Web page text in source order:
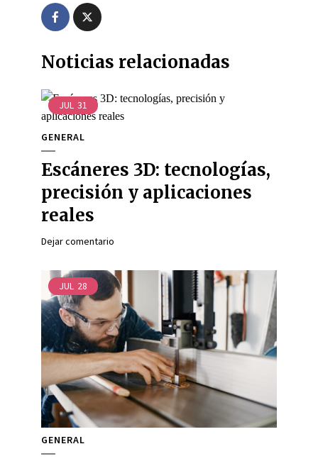
Noticias relacionadas
JUL 31
GENERAL
Escáneres 3D: tecnologías,
precisión y aplicaciones
reales
Dejar comentario
JUL 28
GENERAL